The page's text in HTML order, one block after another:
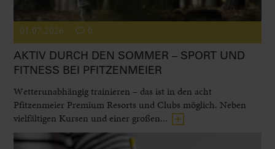
01.07.2026 0
AKTIV DURCH DEN SOMMER – SPORT UND
FITNESS BEI PFITZENMEIER
Wetterunabhängig trainieren – das ist in den acht
Pfitzenmeier Premium Resorts und Clubs möglich. Neben
vielfältigen Kursen und einer großen...